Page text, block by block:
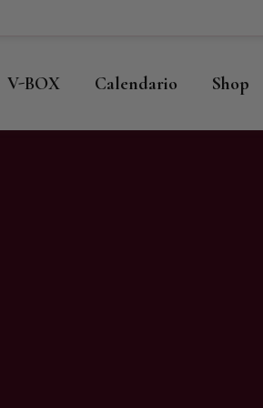
V-BOX Calendario Shop